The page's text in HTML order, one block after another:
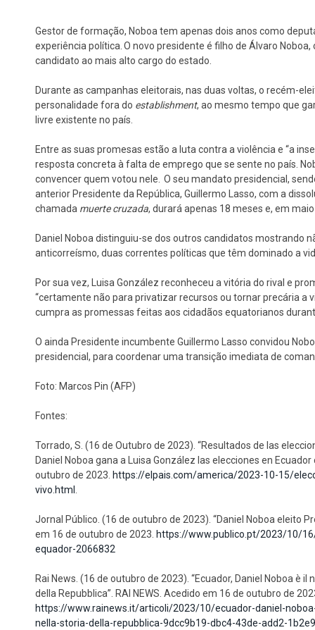
Gestor de formação, Noboa tem apenas dois anos como
experiência política. O novo presidente é filho de Álvaro
candidato ao mais alto cargo do estado.
Durante as campanhas eleitorais, nas duas voltas, o recém-
personalidade fora do establishment, ao mesmo tempo que
livre existente no país.
Entre as suas promesas estão a luta contra a violência e “a
resposta concreta à falta de emprego que se sente no país.
convencer quem votou nele. O seu mandato presidencial,
anterior Presidente da República, Guillermo Lasso, com a
chamada muerte cruzada, durará apenas 18 meses e, em
Daniel Noboa distinguiu-se dos outros candidatos mostrando
anticorreísmo, duas correntes políticas que têm dominado a
Por sua vez, Luisa González reconheceu a vitória do rival e
“certamente não para privatizar recursos ou tornar precária a
cumpra as promessas feitas aos cidadãos equatorianos
O ainda Presidente incumbente Guillermo Lasso convidou
presidencial, para coordenar uma transição imediata de
Foto: Marcos Pin (AFP)
Fontes:
Torrado, S. (16 de Outubro de 2023). “Resultados de las
Daniel Noboa gana a Luisa González las elecciones en
outubro de 2023. https://elpais.com/america/2023-10-15/
vivo.html .
Jornal Público. (16 de outubro de 2023). “Daniel Noboa eleito
em 16 de outubro de 2023. https://www.publico.pt/2023/10/
equador-2066832
Rai News. (16 de outubro de 2023). “Ecuador, Daniel Noboa è
della Repubblica”. RAI NEWS. Acedido em 16 de outubro de
https://www.rainews.it/articoli/2023/10/ecuador-daniel-
nella-storia-della-repubblica-9dcc9b19-dbc4-43de-add2-